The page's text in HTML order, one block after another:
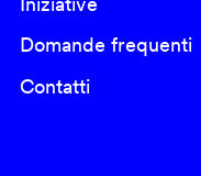
Domande frequenti
Contatti